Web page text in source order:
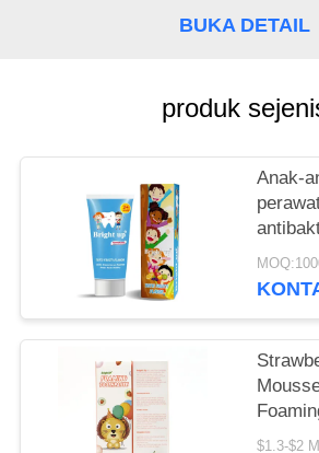
BUKA DETAIL
produk
Anak-
60ml
$1.3-$2